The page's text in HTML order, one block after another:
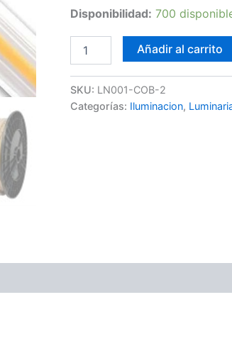
Disponibilidad: 700
LED
220V
cantidad
Añadir al carrito
SKU: LN001-COB-2
Categorías: Iluminacion,